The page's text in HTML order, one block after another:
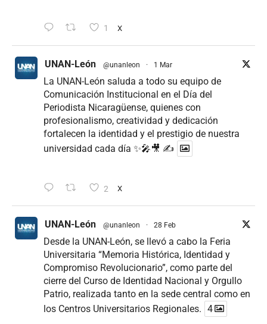
1 X
UNAN-León @unanleon · 1 Mar
La UNAN-León saluda a todo su equipo de
Comunicación Institucional en el Día del
Periodista Nicaragüense, quienes con
profesionalismo, creatividad y dedicación
fortalecen la identidad y el prestigio de nuestra
universidad cada día ✨🎤🎥 ✍
2 X
UNAN-León @unanleon · 28 Feb
Desde la UNAN-León, se llevó a cabo la Feria
Universitaria “Memoria Histórica, Identidad y
Compromiso Revolucionario”, como parte del
cierre del Curso de Identidad Nacional y Orgullo
Patrio, realizada tanto en la sede central como en
los Centros Universitarios Regionales. 4